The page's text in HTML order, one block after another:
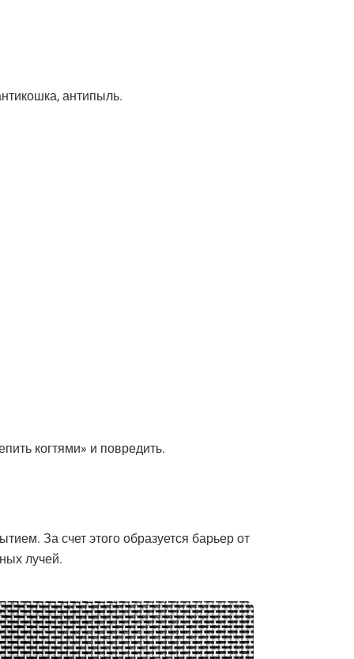
антипыль.
когтями» и повредить.
За счет этого образуется барьер от
лучей.